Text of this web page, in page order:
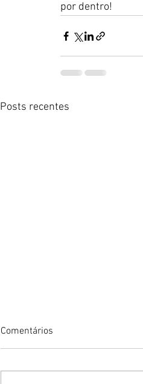
por dentro!
Posts recentes
Comentários